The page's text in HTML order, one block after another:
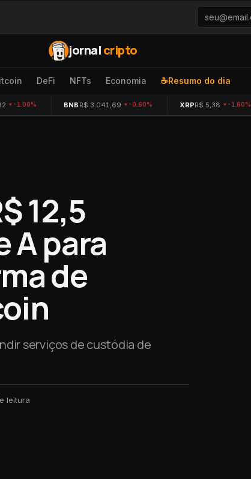
jornalcripto
DeFi NFTs Economia ☕Resumo do dia
-1.00% BNB R$ 3.041,69 -0.60% XRPR$ 5,38 -1.60%
12,5
A para
de
serviços de custódia de
leitura